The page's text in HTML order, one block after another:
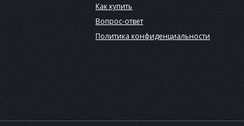
Как купить
Вопрос-ответ
Политика конфиденциальности